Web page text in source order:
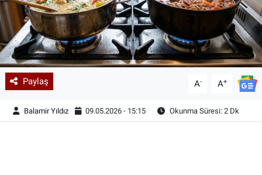
Paylaş A- A+
Balamir Yıldız 09.05.2026 - 15:15 Okunma Süresi: 2 Dk